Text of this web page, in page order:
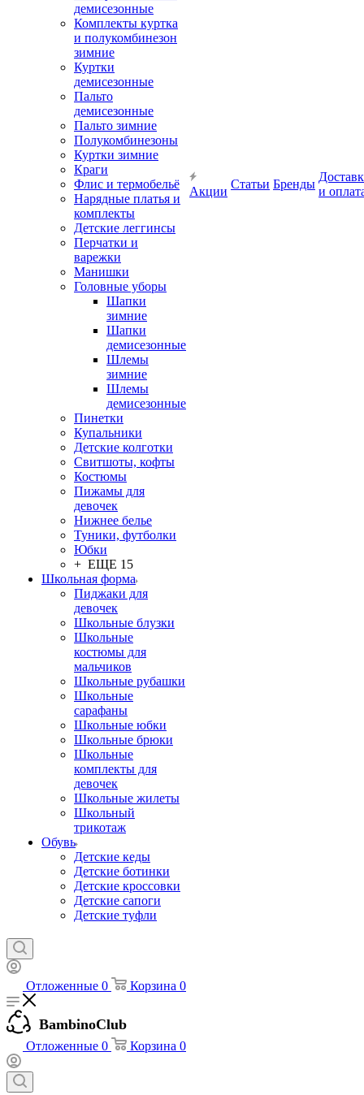
демисезонные
Комплекты куртка
и полукомбинезон
зимние
Куртки
демисезонные
Пальто
демисезонные
Пальто зимние
Полукомбинезоны
Куртки зимние
Краги
Флис и термобельё
Нарядные платья и
комплекты
Детские леггинсы
Перчатки и
варежки
Манишки
Головные уборы
Шапки
зимние
Шапки
демисезонные
Шлемы
зимние
Шлемы
демисезонные
Пинетки
Купальники
Детские колготки
Свитшоты, кофты
Костюмы
Пижамы для
девочек
Нижнее белье
Туники, футболки
Юбки
+ ЕЩЕ 15
Школьная форма
Пиджаки для
девочек
Школьные блузки
Школьные
костюмы для
мальчиков
Школьные рубашки
Школьные
сарафаны
Школьные юбки
Школьные брюки
Школьные
комплекты для
девочек
Школьные жилеты
Школьный
трикотаж
Обувь
Детские кеды
Детские ботинки
Детские кроссовки
Детские сапоги
Детские туфли
Акции
Статьи Бренды
и
Отложенные 0 Корзина 0
BambinoClub
Отложенные 0 Корзина 0